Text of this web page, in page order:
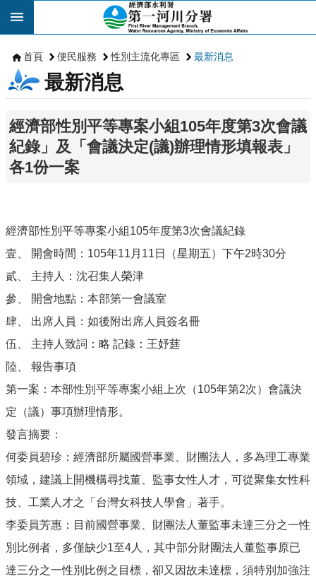
跳到主要內容區塊
首頁 便民服務 性別主流化專區 最新消息
最新消息
經濟部性別平等專案小組105年度第3次會議
紀錄」及「會議決定(議)辦理情形填報表」
各1份一案
經濟部性別平等專案小組105年度第3次會議紀錄
壹、 開會時間：105年11月11日（星期五）下午2時30分
貳、 主持人：沈召集人榮津
參、 開會地點：本部第一會議室
肆、 出席人員：如後附出席人員簽名冊
伍、 主持人致詞：略 記錄：王妤莛
陸、 報告事項
第一案：本部性別平等專案小組上次（105年第2次）會議決
定（議）事項辦理情形。
發言摘要：
何委員碧珍：經濟部所屬國營事業、財團法人，多為理工專業
領域，建議上開機構尋找董、監事女性人才，可從聚集女性科
技、工業人才之「台灣女科技人學會」著手。
李委員芳惠：目前國營事業、財團法人董監事未達三分之一性
別比例者，多僅缺少1至4人，其中部分財團法人董監事原已
達三分之一性別比例之目標，卻又因故未達標，須特別加強注